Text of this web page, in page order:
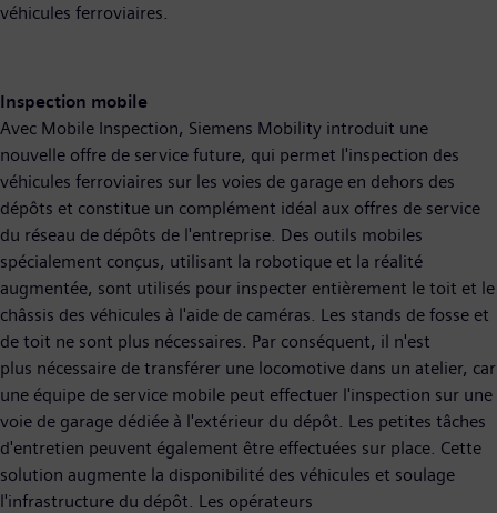
véhicules ferroviaires.
Inspection mobile
Avec Mobile Inspection, Siemens Mobility introduit une
nouvelle offre de service future, qui permet l'inspection des
véhicules ferroviaires sur les voies de garage en dehors des
dépôts et constitue un complément idéal aux offres de service
du réseau de dépôts de l'entreprise. Des outils mobiles
spécialement conçus, utilisant la robotique et la réalité
augmentée, sont utilisés pour inspecter entièrement le toit et le
châssis des véhicules à l'aide de caméras. Les stands de fosse et
de toit ne sont plus nécessaires. Par conséquent, il n'est
plus nécessaire de transférer une locomotive dans un atelier, car
une équipe de service mobile peut effectuer l'inspection sur une
voie de garage dédiée à l'extérieur du dépôt. Les petites tâches
d'entretien peuvent également être effectuées sur place. Cette
solution augmente la disponibilité des véhicules et soulage
l'infrastructure du dépôt. Les opérateurs